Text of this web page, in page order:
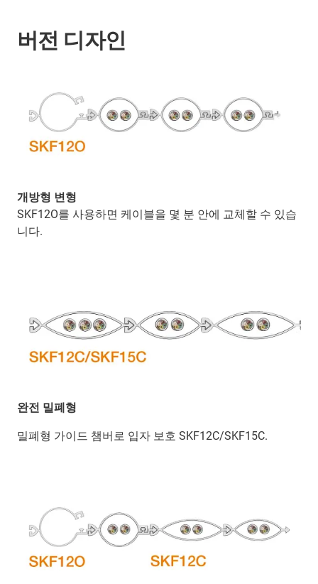
버전 디자인
개방형 변형
SKF12O를 사용하면 케이블을 몇 분 안에 교체할 수 있습
니다.
완전 밀폐형
밀폐형 가이드 챔버로 입자 보호 SKF12C/SKF15C.